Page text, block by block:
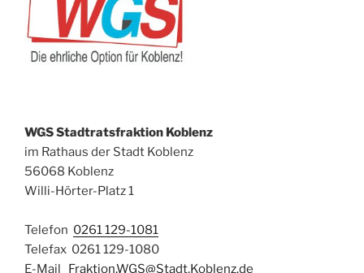
WGS Stadtratsfraktion Koblenz
im Rathaus der Stadt Koblenz
56068 Koblenz
Willi-Hörter-Platz 1
Telefon 0261 129-1081
Telefax 0261 129-1080
E-Mail Fraktion.WGS@Stadt.Koblenz.de